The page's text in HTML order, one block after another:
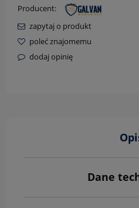
Producent:
zapytaj o produkt
poleć znajomemu
dodaj opinię
Dane